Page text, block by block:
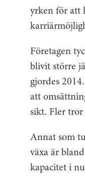
yrken för att
Företagen
blivit större
gjordes
att
sikt. Fler tror
Annat som
växa är
kapacitet i